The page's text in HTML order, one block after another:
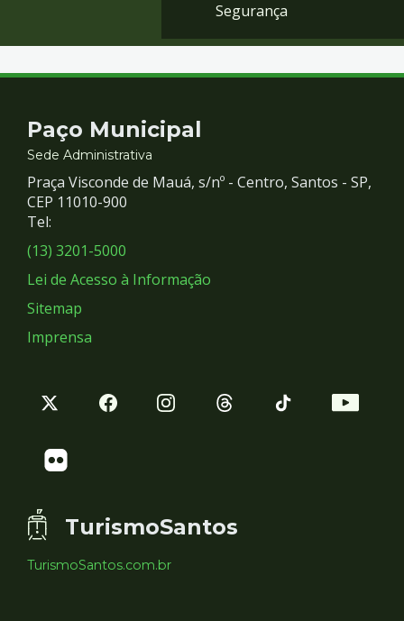
Segurança
Contato
e
Redes
Sociais
Paço Municipal
Sede Administrativa
Praça Visconde de Mauá, s/nº - Centro, Santos - SP,
CEP 11010-900
Tel:
(13) 3201-5000
Lei de Acesso à Informação
Sitemap
Imprensa
TurismoSantos
TurismoSantos.com.br